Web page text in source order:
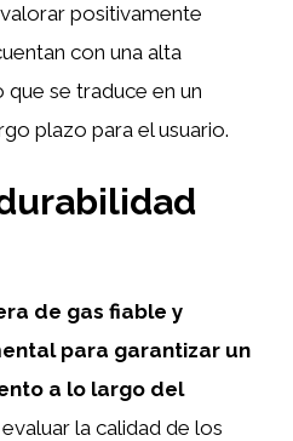
positivamente
con una alta
se traduce en un
plazo para el usuario.
de gas fiable y
para garantizar un
a lo largo del
la calidad de los